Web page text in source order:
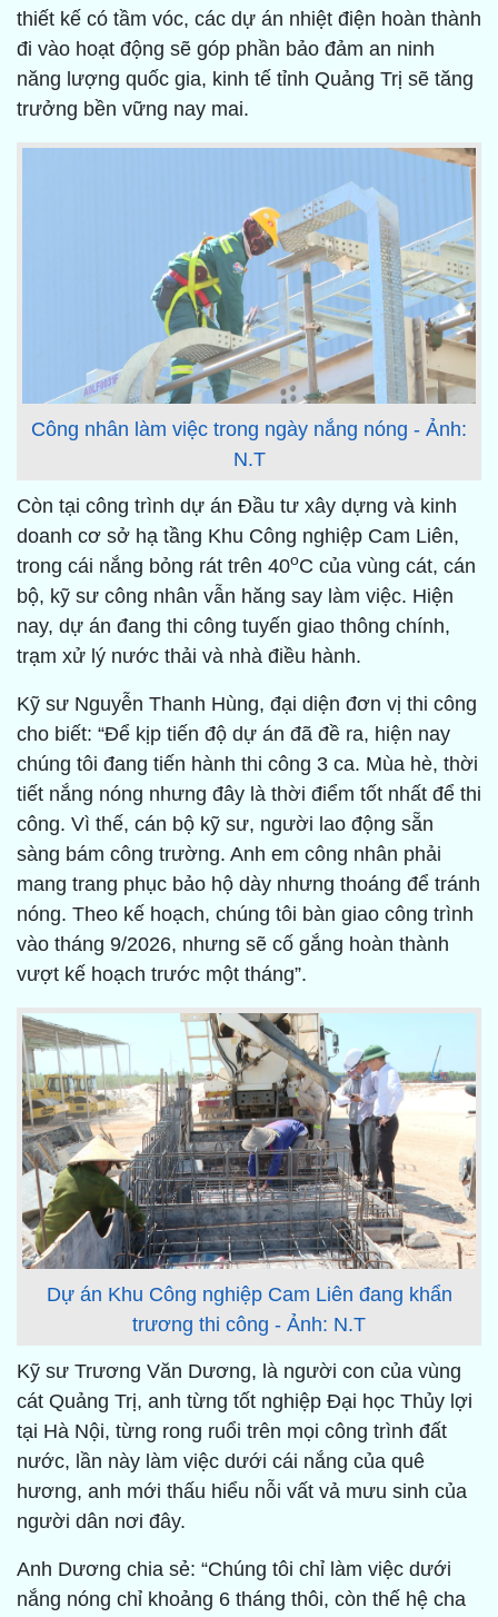
thiết kế có tầm vóc, các dự án nhiệt điện hoàn thành
đi vào hoạt động sẽ góp phần bảo đảm an ninh
năng lượng quốc gia, kinh tế tỉnh Quảng Trị sẽ tăng
trưởng bền vững nay mai.
Công nhân làm việc trong ngày nắng nóng - Ảnh:
N.T
Còn tại công trình dự án Đầu tư xây dựng và kinh
doanh cơ sở hạ tầng Khu Công nghiệp Cam Liên,
trong cái nắng bỏng rát trên 40oC của vùng cát, cán
bộ, kỹ sư công nhân vẫn hăng say làm việc. Hiện
nay, dự án đang thi công tuyến giao thông chính,
trạm xử lý nước thải và nhà điều hành.
Kỹ sư Nguyễn Thanh Hùng, đại diện đơn vị thi công
cho biết: “Để kịp tiến độ dự án đã đề ra, hiện nay
chúng tôi đang tiến hành thi công 3 ca. Mùa hè, thời
tiết nắng nóng nhưng đây là thời điểm tốt nhất để thi
công. Vì thế, cán bộ kỹ sư, người lao động sẵn
sàng bám công trường. Anh em công nhân phải
mang trang phục bảo hộ dày nhưng thoáng để tránh
nóng. Theo kế hoạch, chúng tôi bàn giao công trình
vào tháng 9/2026, nhưng sẽ cố gắng hoàn thành
vượt kế hoạch trước một tháng”.
Dự án Khu Công nghiệp Cam Liên đang khẩn
trương thi công - Ảnh: N.T
Kỹ sư Trương Văn Dương, là người con của vùng
cát Quảng Trị, anh từng tốt nghiệp Đại học Thủy lợi
tại Hà Nội, từng rong ruổi trên mọi công trình đất
nước, lần này làm việc dưới cái nắng của quê
hương, anh mới thấu hiểu nỗi vất vả mưu sinh của
người dân nơi đây.
Anh Dương chia sẻ: “Chúng tôi chỉ làm việc dưới
nắng nóng chỉ khoảng 6 tháng thôi, còn thế hệ cha